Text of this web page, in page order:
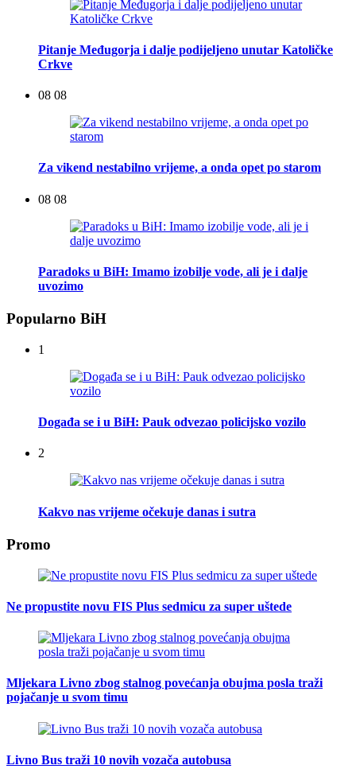
Pitanje Međugorja i dalje podijeljeno unutar Katoličke
Crkve
08 08
Za vikend nestabilno vrijeme, a onda opet po starom
08 08
Paradoks u BiH: Imamo izobilje vode, ali je i dalje
uvozimo
Popularno BiH
1
Događa se i u BiH: Pauk odvezao policijsko vozilo
2
Kakvo nas vrijeme očekuje danas i sutra
Promo
Ne propustite novu FIS Plus sedmicu za super uštede
Mljekara Livno zbog stalnog povećanja obujma posla traži
pojačanje u svom timu
Livno Bus traži 10 novih vozača autobusa